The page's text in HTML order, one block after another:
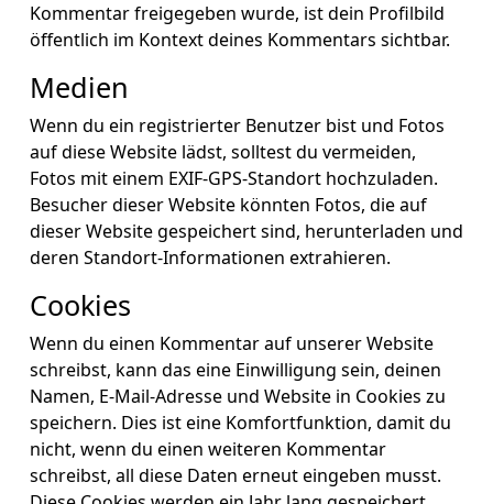
Kommentar freigegeben wurde, ist dein Profilbild
öffentlich im Kontext deines Kommentars sichtbar.
Medien
Wenn du ein registrierter Benutzer bist und Fotos
auf diese Website lädst, solltest du vermeiden,
Fotos mit einem EXIF-GPS-Standort hochzuladen.
Besucher dieser Website könnten Fotos, die auf
dieser Website gespeichert sind, herunterladen und
deren Standort-Informationen extrahieren.
Cookies
Wenn du einen Kommentar auf unserer Website
schreibst, kann das eine Einwilligung sein, deinen
Namen, E-Mail-Adresse und Website in Cookies zu
speichern. Dies ist eine Komfortfunktion, damit du
nicht, wenn du einen weiteren Kommentar
schreibst, all diese Daten erneut eingeben musst.